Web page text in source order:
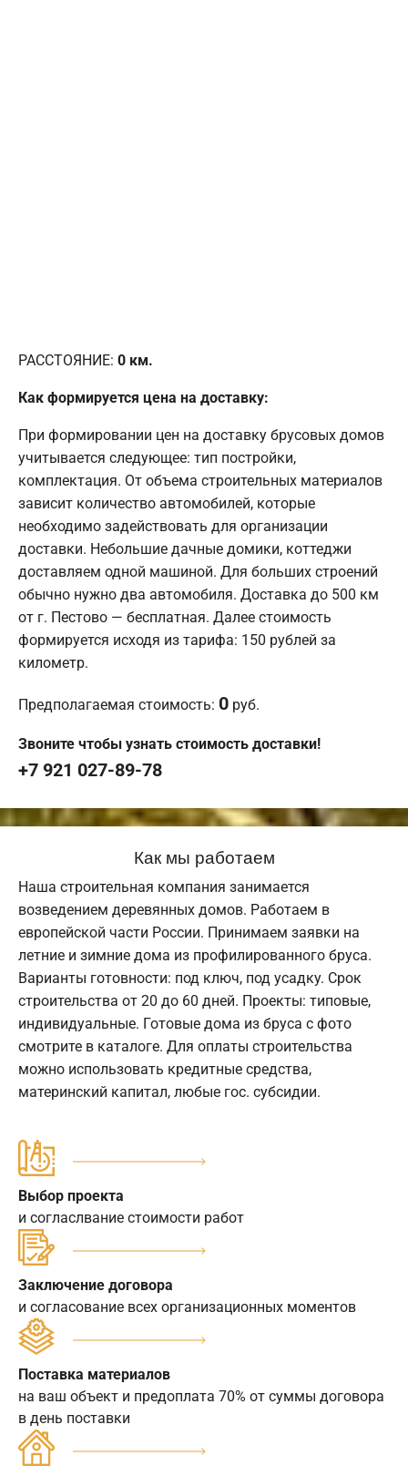
РАССТОЯНИЕ: 0 км.
Как формируется цена на доставку:
При формировании цен на доставку брусовых домов
учитывается следующее: тип постройки,
комплектация. От объема строительных материалов
зависит количество автомобилей, которые
необходимо задействовать для организации
доставки. Небольшие дачные домики, коттеджи
доставляем одной машиной. Для больших строений
обычно нужно два автомобиля. Доставка до 500 км
от г. Пестово — бесплатная. Далее стоимость
формируется исходя из тарифа: 150 рублей за
километр.
Предполагаемая стоимость: 0 руб.
Звоните чтобы узнать стоимость доставки!
+7 921 027-89-78
Как мы работаем
Наша строительная компания занимается
возведением деревянных домов. Работаем в
европейской части России. Принимаем заявки на
летние и зимние дома из профилированного бруса.
Варианты готовности: под ключ, под усадку. Срок
строительства от 20 до 60 дней. Проекты: типовые,
индивидуальные. Готовые дома из бруса с фото
смотрите в каталоге. Для оплаты строительства
можно использовать кредитные средства,
материнский капитал, любые гос. субсидии.
Выбор проекта
и согласлвание стоимости работ
Заключение договора
и согласование всех организационных моментов
Поставка материалов
на ваш объект и предоплата 70% от суммы договора
в день поставки